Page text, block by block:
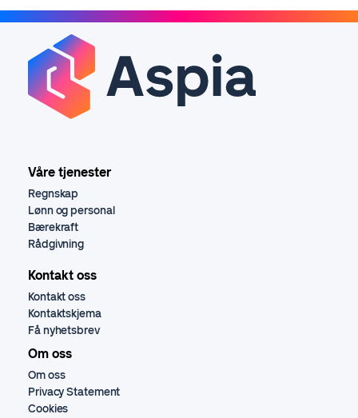
Våre tjenester
Regnskap
Lønn og personal
Bærekraft
Rådgivning
Kontakt oss
Kontakt oss
Kontaktskjema
Få nyhetsbrev
Om oss
Om oss
Privacy Statement
Cookies